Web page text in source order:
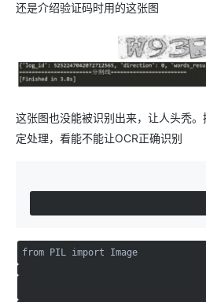
还是介绍验证码时用的这张图
这张图也没能被识别出来，让人头秃
定处理，看能不能让OCR正确识别
from PIL import Image